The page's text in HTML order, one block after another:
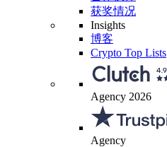
获奖情况
Insights
博客
Crypto Top Lists
Agency 2026
Agency